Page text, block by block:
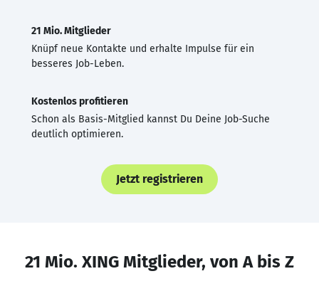
21 Mio. Mitglieder
Knüpf neue Kontakte und erhalte Impulse für ein
besseres Job-Leben.
Kostenlos profitieren
Schon als Basis-Mitglied kannst Du Deine Job-Suche
deutlich optimieren.
Jetzt registrieren
21 Mio. XING Mitglieder, von A bis Z